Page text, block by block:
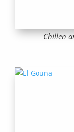
Chillen